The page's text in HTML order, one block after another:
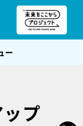
ー
プ